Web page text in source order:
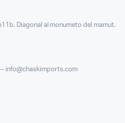
Diagonal al monumeto del mamut.
info@chaskimports.com